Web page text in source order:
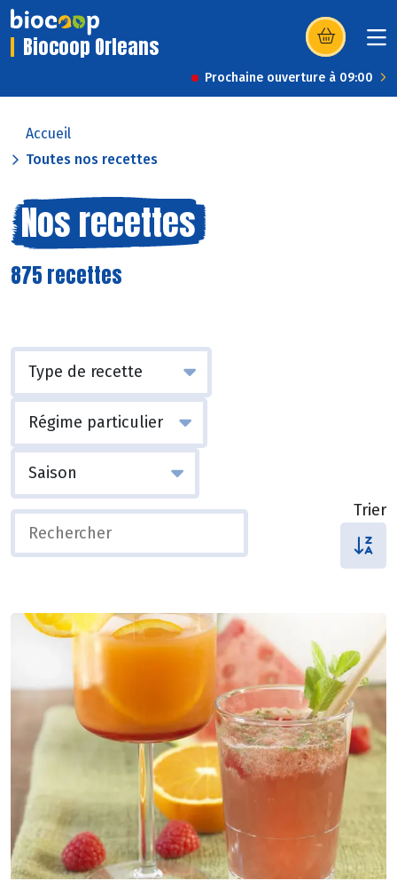
Biocoop Orleans (s’ouvre dans
Prochaine ouverture à 09:00
Accueil
Toutes nos recettes
Nos recettes
875 recettes
Trier